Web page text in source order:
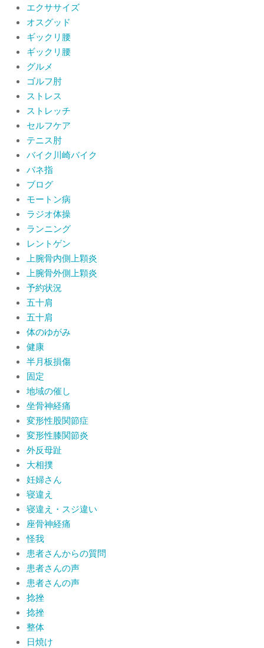
エクササイズ
オスグッド
ギックリ腰
ギックリ腰
グルメ
ゴルフ肘
ストレス
ストレッチ
セルフケア
テニス肘
バイク川崎バイク
バネ指
ブログ
モートン病
ラジオ体操
ランニング
レントゲン
上腕骨内側上顆炎
上腕骨外側上顆炎
予約状況
五十肩
五十肩
体のゆがみ
健康
半月板損傷
固定
地域の催し
坐骨神経痛
変形性股関節症
変形性膝関節炎
外反母趾
大相撲
妊婦さん
寝違え
寝違え・スジ違い
座骨神経痛
怪我
患者さんからの質問
患者さんの声
患者さんの声
捻挫
捻挫
整体
日焼け